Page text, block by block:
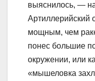
выяснилось, —
Артиллерийский
мощным, чем
понес большие
окружении, или
«мышеловка